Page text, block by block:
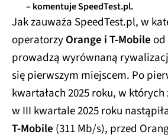
– komentuje SpeedTest.pl.
Jak zauważa SpeedTest.pl, w
operatorzyOrange i T-Mobileod
prowadzą wyrównaną
się pierwszym miejscem. Po
kwartałach 2025 roku, w których
w III kwartale 2025 roku
T-Mobile (311 Mb/s), przed